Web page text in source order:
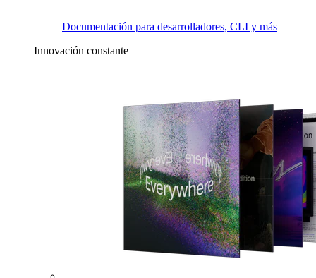
Documentación para desarrolladores, CLI y más
Innovación constante